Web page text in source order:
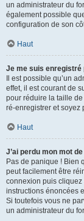
un administrateur du
également possible
configuration de son
Haut
Je me suis enregistré
Il est possible qu’un
effet, il est courant de
pour réduire la taille
ré-enregistrer et soyez
Haut
J’ai perdu mon mot
Pas de panique ! Bien
peut facilement être
connexion puis cliquez
instructions énoncées
Si toutefois vous ne
un administrateur du